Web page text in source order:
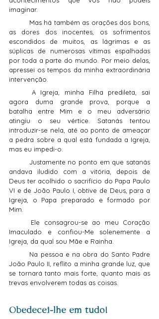
imaginar.
as dores dos inocentes, os sofrimentos
escondidos de muitos, as lágrimas e as
súplicas de numerosas vítimas espalhadas
por toda a parte do mundo. Por meio delas,
apressei os tempos da minha extraordinária
intervenção.
agora duma grande prova, porque a
batalha entre Mim e o meu adversário
atingiu o seu vértice. Satanás tentou
introduzir-se nela, até ao ponto de ameaçar
a pedra sobre a qual está fundada a Igreja,
mas eu impedi-o.
andava iludido com a vitória, depois de
Deus ter acolhido o sacrifício do Papa Paulo
VI e de João Paulo I, obtive de Deus, para a
Igreja, o Papa preparado e formado por
Mim.
Imaculado e confiou-Me solenemente a
Igreja, da qual sou Mãe e Rainha.
João Paulo II, reflito a minha grande luz, que
se tornará tanto mais forte, quanto mais as
trevas envolverem todas as coisas.
Obedecei-lhe em tudo!